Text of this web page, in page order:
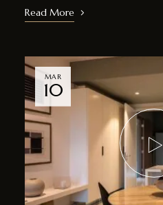
Read More
MAR
10